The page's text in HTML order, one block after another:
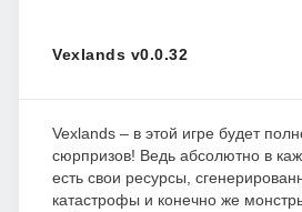
Vexlands v0.0.32
Vexlands – в этой игре будет
сюрпризов! Ведь абсолютно в
есть свои ресурсы,
катастрофы и конечно же